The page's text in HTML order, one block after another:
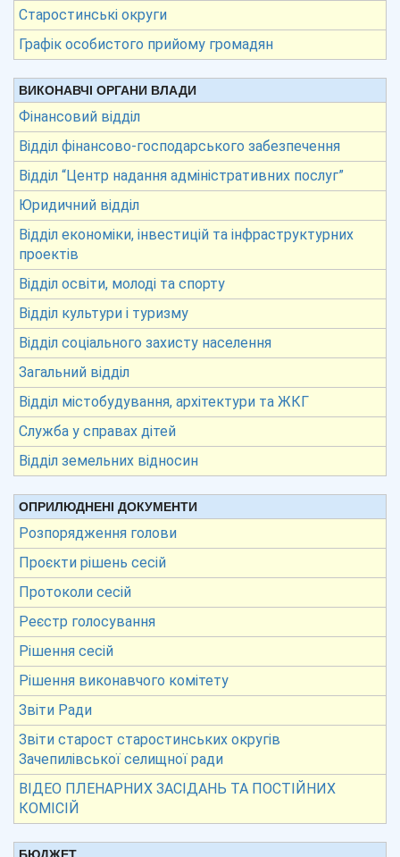
Старостинські округи
Графік особистого прийому громадян
ВИКОНАВЧІ ОРГАНИ ВЛАДИ
Фінансовий відділ
Відділ фінансово-господарського забезпечення
Відділ “Центр надання адміністративних послуг”
Юридичний відділ
Відділ економіки, інвестицій та інфраструктурних
проектів
Відділ освіти, молоді та спорту
Відділ культури і туризму
Відділ соціального захисту населення
Загальний відділ
Відділ містобудування, архітектури та ЖКГ
Служба у справах дітей
Відділ земельних відносин
ОПРИЛЮДНЕНІ ДОКУМЕНТИ
Розпорядження голови
Проєкти рішень сесій
Протоколи сесій
Реєстр голосування
Рішення сесій
Рішення виконавчого комітету
Звіти Ради
Звіти старост старостинських округів
Зачепилівської селищної ради
ВІДЕО ПЛЕНАРНИХ ЗАСІДАНЬ ТА ПОСТІЙНИХ
КОМІСІЙ